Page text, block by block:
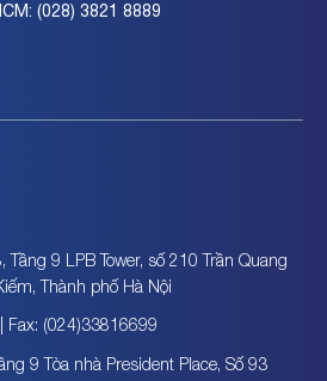
(028) 3821 8889
Tầng 9 LPB Tower, số 210 Trần Quang
Thành phố Hà Nội
Fax: (024)33816699
9 Tòa nhà President Place, Số 93